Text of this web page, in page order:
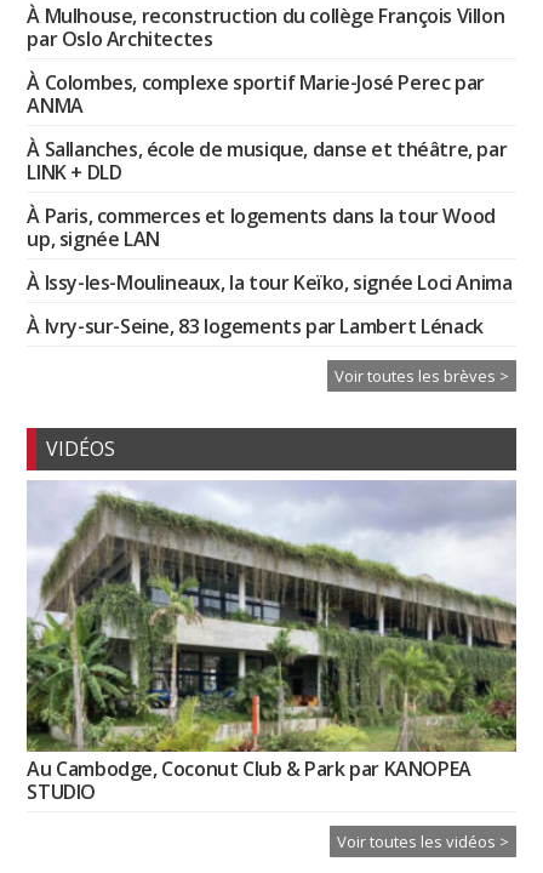
À Mulhouse, reconstruction du collège François Villon
par Oslo Architectes
À Colombes, complexe sportif Marie-José Perec par
ANMA
À Sallanches, école de musique, danse et théâtre, par
LINK + DLD
À Paris, commerces et logements dans la tour Wood
up, signée LAN
À Issy-les-Moulineaux, la tour Keïko, signée Loci Anima
À Ivry-sur-Seine, 83 logements par Lambert Lénack
Voir toutes les brèves >
VIDÉOS
Au Cambodge, Coconut Club & Park par KANOPEA
STUDIO
Voir toutes les vidéos >